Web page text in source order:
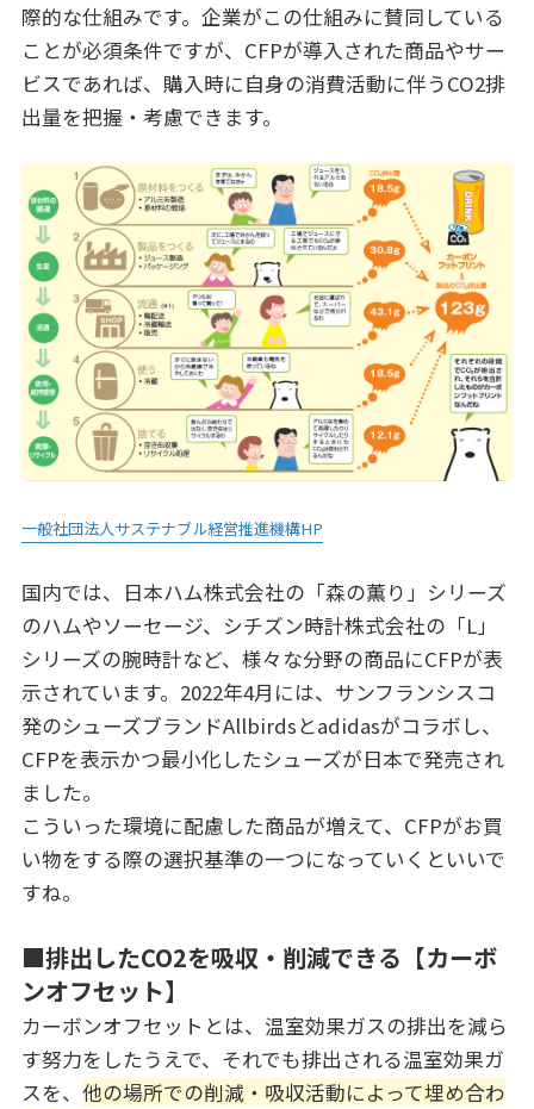
際的な仕組みです。企業がこの仕組みに賛同している
ことが必須条件ですが、CFPが導入された商品やサー
ビスであれば、購入時に自身の消費活動に伴うCO2排
出量を把握・考慮できます。
一般社団法人サステナブル経営推進機構HP
国内では、日本ハム株式会社の「森の薫り」シリーズ
のハムやソーセージ、シチズン時計株式会社の「L」
シリーズの腕時計など、様々な分野の商品にCFPが表
示されています。2022年4月には、サンフランシスコ
発のシューズブランドAllbirdsとadidasがコラボし、
CFPを表示かつ最小化したシューズが日本で発売され
ました。
こういった環境に配慮した商品が増えて、CFPがお買
い物をする際の選択基準の一つになっていくといいで
すね。
■排出したCO2を吸収・削減できる【カーボ
ンオフセット】
カーボンオフセットとは、温室効果ガスの排出を減ら
す努力をしたうえで、それでも排出される温室効果ガ
スを、 他の場所での削減・吸収活動によって埋め合わ